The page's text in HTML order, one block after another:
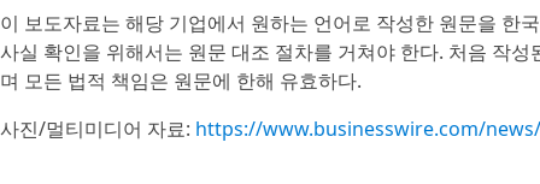
이 보도자료는 해당 기업에서 원하는 언어로 작성한 원문을 한
사실 확인을 위해서는 원문 대조 절차를 거쳐야 한다. 처음 작
며 모든 법적 책임은 원문에 한해 유효하다.
사진/멀티미디어 자료: https://www.businesswire.com/